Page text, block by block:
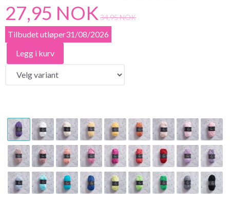
27,95 NOK 34,95 NOK
Tilbudet utløper31/08/2026
Legg i kurv